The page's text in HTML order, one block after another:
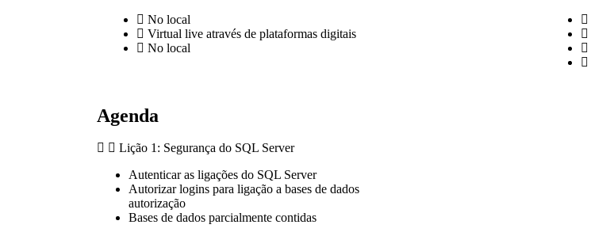
No local
Virtual live através de plataformas digitais
No local
Agenda
Lição 1: Segurança do SQL Server
Autenticar as ligações do SQL Server
Autorizar logins para ligação a bases de dados
autorização
Bases de dados parcialmente contidas